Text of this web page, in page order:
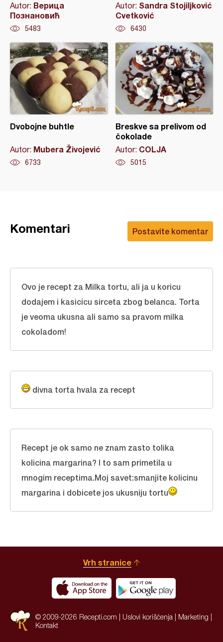
Autor: Верица
Познановић
5483
Autor: Sandra Stojiljković
Cvetković
6430
Dvobojne buhtle
Autor: Mubera Živojević
6733
Breskve sa prelivom od
čokolade
Autor: COLJA
5015
Postavite komentar
Komentari
Ovo je recept za Milka tortu, ali ja u koricu
dodajem i kasicicu sirceta zbog belanca. Torta
je veoma ukusna ali samo sa pravom milka
cokoladom!
divna torta hvala za recept
Recept je ok samo ne znam zasto tolika
kolicina margarina? I to sam primetila u
mnogim receptima.Moj savet:smanjite kolicinu
margarina i dobicete jos ukusniju tortu
Vrh stranice
© 2009-2026 Recepti.com | Uslovi korišćenja Marketing
Kontakt